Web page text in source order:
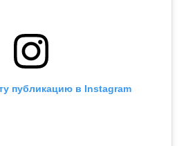
публикацию в Instagram